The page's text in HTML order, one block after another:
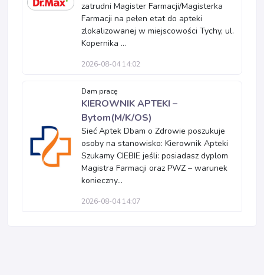
zatrudni Magister Farmacji/Magisterka
Farmacji na pełen etat do apteki
zlokalizowanej w miejscowości Tychy, ul.
Kopernika ...
2026-08-04 14:02
Dam pracę
KIEROWNIK APTEKI –
Bytom(M/K/OS)
Sieć Aptek Dbam o Zdrowie poszukuje
osoby na stanowisko: Kierownik Apteki
Szukamy CIEBIE jeśli: posiadasz dyplom
Magistra Farmacji oraz PWZ – warunek
konieczny...
2026-08-04 14:07